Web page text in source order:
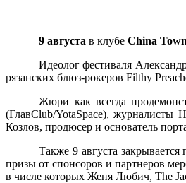
9 августа в клубеChina Town
Идеолог фестиваля
рязанских блюз-рокеров Filthy
Жюри как всегда
(ГлавClub/YotaSpace),
Козлов, продюсер и основатель
Также 9 августа
призы от спонсоров и партнеров
в числе которых Женя Любич, The